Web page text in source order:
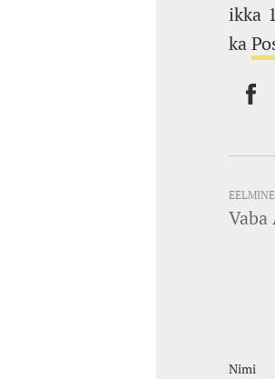
ikka
ka
EELMINE
Nimi